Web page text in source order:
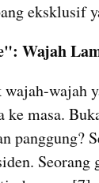
eksklusif
Wajah
wajah-wajah
masa.
panggung?